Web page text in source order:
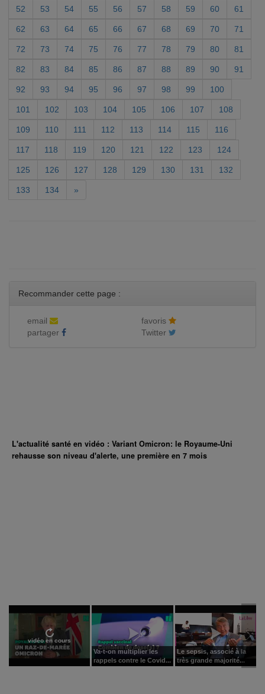
52 53 54 55 56 57 58 59 60 61
62 63 64 65 66 67 68 69 70 71
72 73 74 75 76 77 78 79 80 81
82 83 84 85 86 87 88 89 90 91
92 93 94 95 96 97 98 99 100
101 102 103 104 105 106 107 108
109 110 111 112 113 114 115 116
117 118 119 120 121 122 123 124
125 126 127 128 129 130 131 132
133 134 »
Recommander cette page :
email
favoris
partager
Twitter
L'actualité santé en vidéo : Variant Omicron: le Royaume-Uni
rehausse son niveau d'alerte, une première en 7 mois
vidéo en cours
Va-t-on multiplier les
rappels contre le Covid...
Le sepsis, associé à la
très grande majorité...